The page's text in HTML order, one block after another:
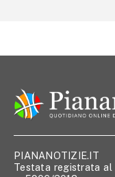
PIANANOTIZIE.IT
Testata registrata al